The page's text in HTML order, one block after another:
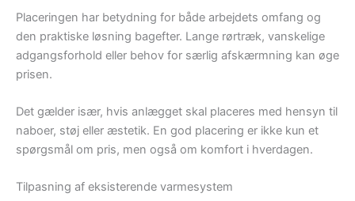
Placeringen har betydning for både arbejdets omfang og
den praktiske løsning bagefter. Lange rørtræk, vanskelige
adgangsforhold eller behov for særlig afskærmning kan øge
prisen.
Det gælder især, hvis anlægget skal placeres med hensyn til
naboer, støj eller æstetik. En god placering er ikke kun et
spørgsmål om pris, men også om komfort i hverdagen.
Tilpasning af eksisterende varmesystem